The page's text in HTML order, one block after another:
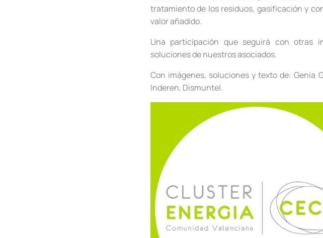
tratamiento de los residuos, gasificación y
valor añadido.
Una participación que seguirá con otras
soluciones de nuestros asociados.
Con imágenes, soluciones y texto de: Genia
Inderen, Dismuntel.